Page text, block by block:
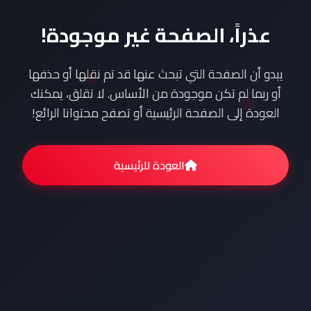
عذراً، الصفحة غير موجودة!
يبدو أن الصفحة التي تبحث عنها قد تم نقلها أو حذفها
أو ربما لم تكن موجودة من الأساس. لا تقلق، يمكنك
العودة إلى الصفحة الرئيسية أو تصفح محتوانا الرائع!
العودة للرئيسية